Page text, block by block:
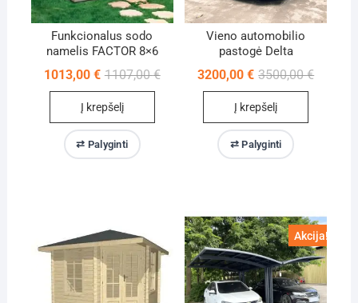
Funkcionalus sodo
namelis FACTOR 8×6
1107,00€Original
1013,00 €
Current
Į krepšelį
⇄ Palyginti
Vieno automobilio
pastogė Delta
3500,00€Original
3200,00€
Current
Į krepšelį
⇄ Palyginti
Akcija!